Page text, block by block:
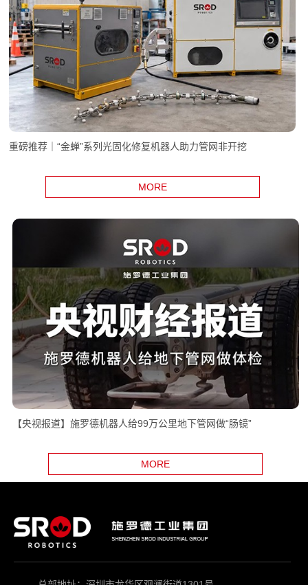
重磅产品推荐｜扬子鳄T200，专攻管道里的“硬骨头”
MORE
重磅推荐｜“金蝉”系列光固化修复机器人助力管网非开挖
MORE